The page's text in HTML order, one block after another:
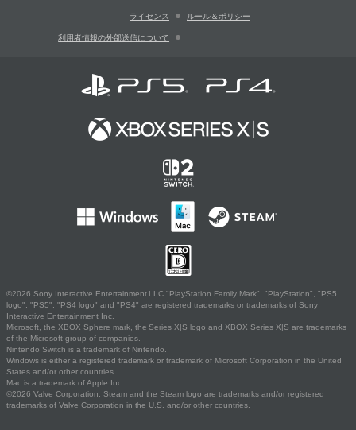
ライセンス ルール＆ポリシー
利用者情報の外部送信について
©2026 Sony Interactive Entertainment LLC."PlayStation Family Mark", "PlayStation", "PS5
logo", "PS5", "PS4 logo" and "PS4" are registered trademarks or trademarks of Sony
Interactive Entertainment Inc.
Microsoft, the XBOX Sphere mark, the Series X|S logo and XBOX Series X|S are trademarks
of the Microsoft group of companies.
Nintendo Switch is a trademark of Nintendo.
Windows is either a registered trademark or trademark of Microsoft Corporation in the United
States and/or other countries.
Mac is a trademark of Apple Inc.
©2026 Valve Corporation. Steam and the Steam logo are trademarks and/or registered
trademarks of Valve Corporation in the U.S. and/or other countries.